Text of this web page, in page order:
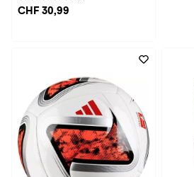
CHF 30,99